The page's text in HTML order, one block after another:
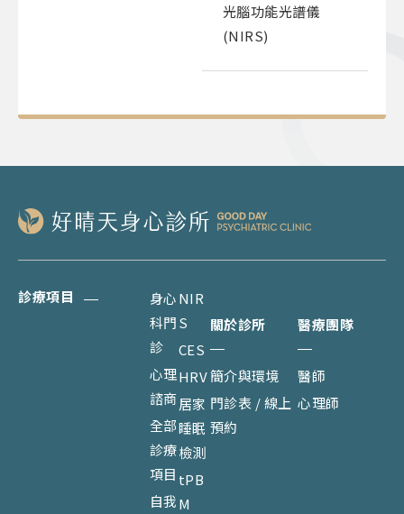
光腦功能光譜儀
(NIRS)
診療項目
身心
科門
診
心理
諮商
全部
診療
項目
自我
NIR
S
CES
HRV
居家
睡眠
檢測
tPB
M
關於診所
簡介與環境
門診表 / 線上
預約
醫療團隊
醫師
心理師